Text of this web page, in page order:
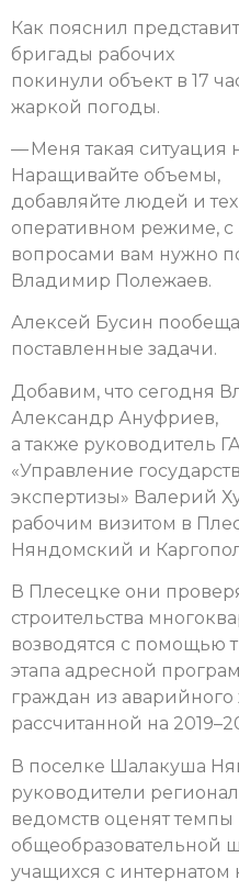
Как пояснил
бригады рабочих
покинули объект в 17
жаркой погоды.
— Меня такая ситуация
Наращивайте объемы,
добавляйте людей и
оперативном режиме, с
вопросами вам нужно
Владимир Полежаев.
Алексей Бусин
поставленные задачи.
Добавим, что сегодня
Александр Ануфриев,
а также руководитель
«Управление
экспертизы» Валерий
рабочим визитом в
Няндомский и
В Плесецке они
строительства
возводятся с помощью
этапа адресной
граждан из
рассчитанной на
В поселке Шалакуша
руководители
ведомств оценят
общеобразовательной
учащихся с интернатом